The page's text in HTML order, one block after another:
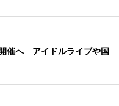
催へ アイドルライブや国